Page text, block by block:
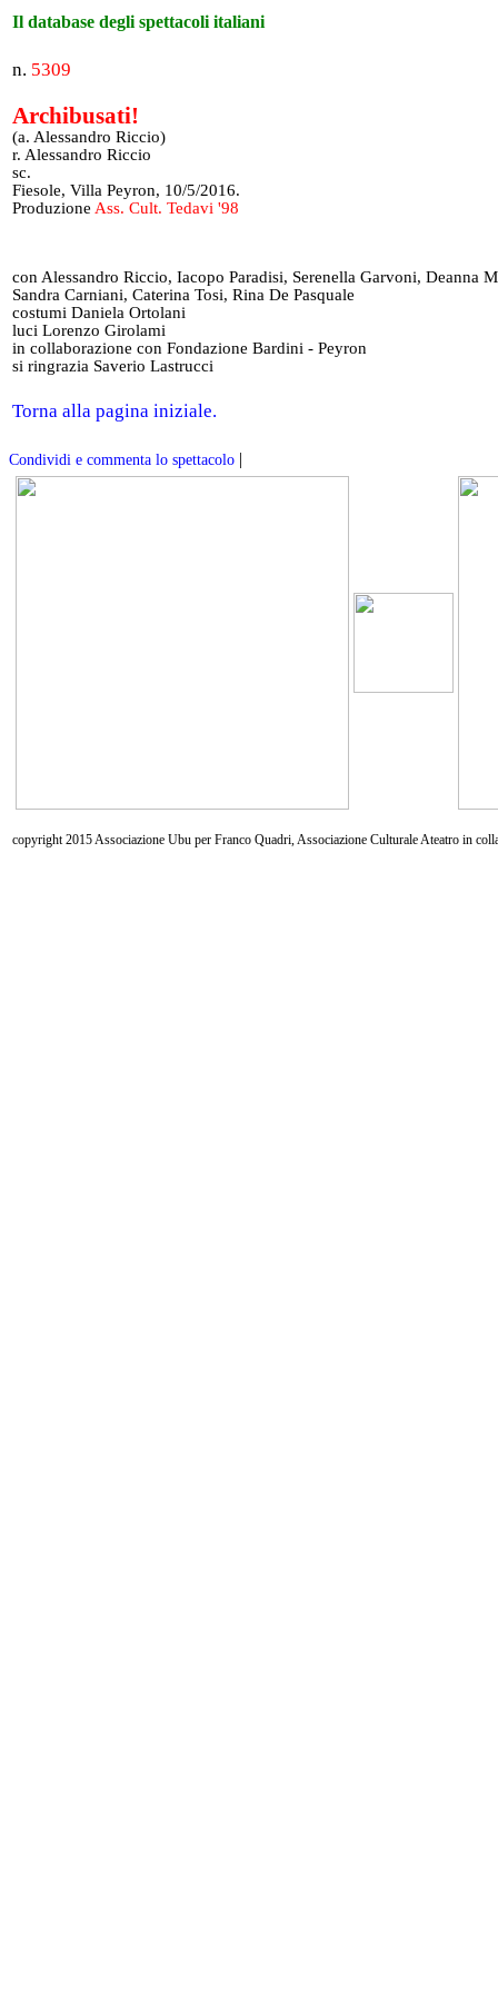
Il database degli spettacoli italiani
n. 5309
Archibusati!
(a. Alessandro Riccio)
r. Alessandro Riccio
sc.
Fiesole, Villa Peyron, 10/5/2016.
Produzione Ass. Cult. Tedavi '98
con Alessandro Riccio, Iacopo Paradisi, Serenella Garvoni, Deanna
Sandra Carniani, Caterina Tosi, Rina De Pasquale
costumi Daniela Ortolani
luci Lorenzo Girolami
in collaborazione con Fondazione Bardini - Peyron
si ringrazia Saverio Lastrucci
Torna alla pagina iniziale.
Condividi e commenta lo spettacolo |
copyright 2015 Associazione Ubu per Franco Quadri, Associazione Culturale Ateatro in